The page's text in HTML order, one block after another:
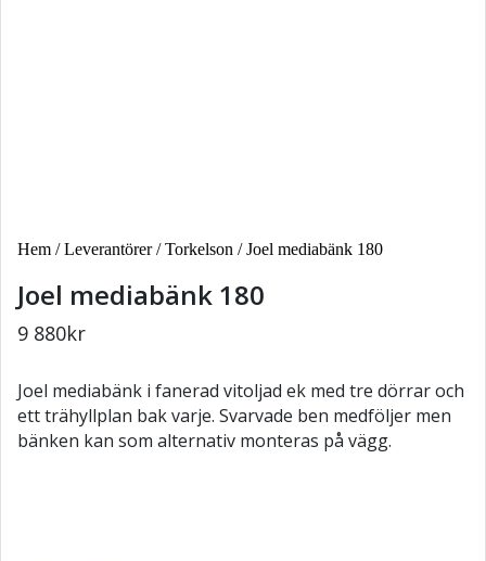
Hem /Leverantörer/Torkelson / Joel mediabänk 180
Joel mediabänk 180
9 880kr
Joel mediabänk i fanerad vitoljad ek med tre dörrar och
ett trähyllplan bak varje. Svarvade ben medföljer men
bänken kan som alternativ monteras på vägg.